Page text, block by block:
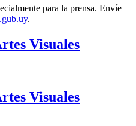
para la prensa. Envíe
.
Visuales
Visuales